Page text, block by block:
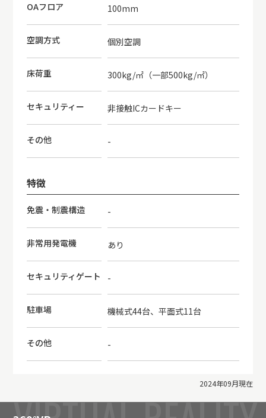
OAフロア 100mm
空調方式 個別空調
床荷重 300kg/㎡（一部500kg/㎡）
セキュリティー 非接触ICカードキー
その他 -
特徴
免震・制震構造 -
非常用発電機 あり
セキュリティゲート -
駐車場 機械式44台、平面式11台
その他 -
2024年09月現在